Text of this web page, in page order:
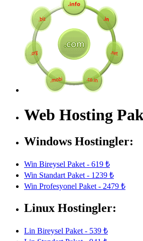
Web Hosting
Windows Hostingler:
Win Bireysel Paket - 619 ₺
Win Standart Paket - 1239 ₺
Win Profesyonel Paket - 2479 ₺
Linux Hostingler:
Lin Bireysel Paket - 539 ₺